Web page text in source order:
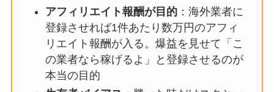
アフィリエイト報酬が目的：海外業者に
登録させれば1件あたり数万円のアフィ
リエイト報酬が入る。爆益を見せて「こ
の業者なら稼げるよ」と登録させるのが
本当の目的